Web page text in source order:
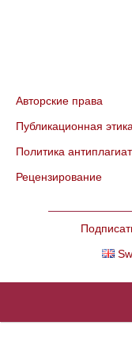
Авторские права
Публикационная этика
Политика
Рецензирование